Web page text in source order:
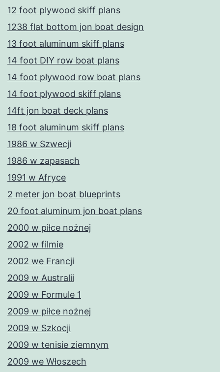
12 foot plywood skiff plans
1238 flat bottom jon boat design
13 foot aluminum skiff plans
14 foot DIY row boat plans
14 foot plywood row boat plans
14 foot plywood skiff plans
14ft jon boat deck plans
18 foot aluminum skiff plans
1986 w Szwecji
1986 w zapasach
1991 w Afryce
2 meter jon boat blueprints
20 foot aluminum jon boat plans
2000 w piłce nożnej
2002 w filmie
2002 we Francji
2009 w Australii
2009 w Formule 1
2009 w piłce nożnej
2009 w Szkocji
2009 w tenisie ziemnym
2009 we Włoszech